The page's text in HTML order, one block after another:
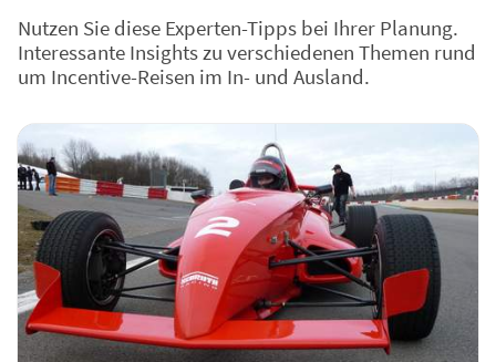
Nutzen Sie diese Experten-Tipps bei Ihrer Planung.
Interessante Insights zu verschiedenen Themen rund
um Incentive-Reisen im In- und Ausland.